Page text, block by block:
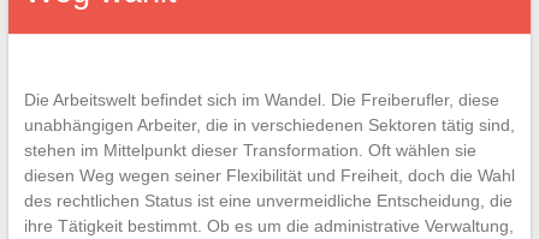
Die Arbeitswelt befindet sich im Wandel. Die Freiberufler, diese
unabhängigen Arbeiter, die in verschiedenen Sektoren tätig sind,
stehen im Mittelpunkt dieser Transformation. Oft wählen sie
diesen Weg wegen seiner Flexibilität und Freiheit, doch die Wahl
des rechtlichen Status ist eine unvermeidliche Entscheidung, die
ihre Tätigkeit bestimmt. Ob es um die administrative Verwaltung,